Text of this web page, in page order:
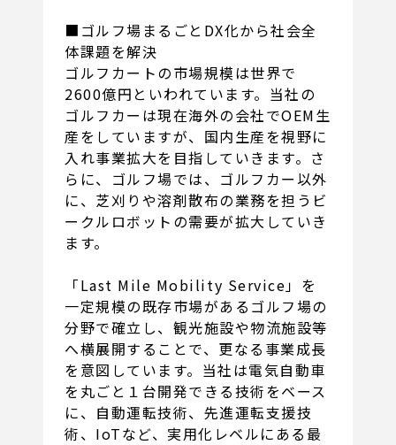
■ゴルフ場まるごとDX化から社会全
体課題を解決
ゴルフカートの市場規模は世界で
2600億円といわれています。当社の
ゴルフカーは現在海外の会社でOEM生
産をしていますが、国内生産を視野に
入れ事業拡大を目指していきます。さ
らに、ゴルフ場では、ゴルフカー以外
に、芝刈りや溶剤散布の業務を担うビ
ークルロボットの需要が拡大していき
ます。
「Last Mile Mobility Service」を
一定規模の既存市場があるゴルフ場の
分野で確立し、観光施設や物流施設等
へ横展開することで、更なる事業成長
を意図しています。当社は電気自動車
を丸ごと１台開発できる技術をベース
に、自動運転技術、先進運転支援技
術、IoTなど、実用化レベルにある最